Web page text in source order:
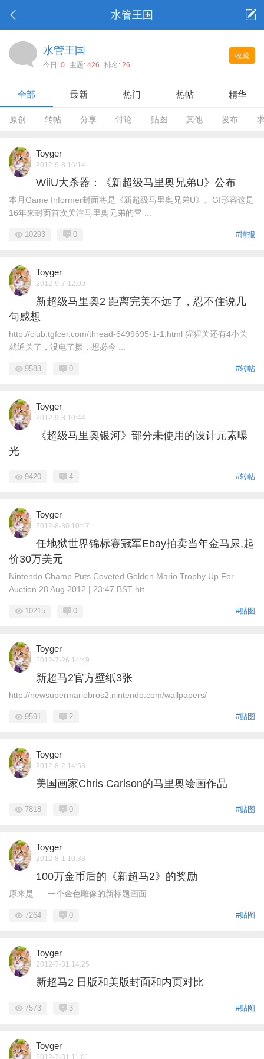
水管王国
收藏
水管王国
今日: 0 主题: 426 排名: 26
全部 最新 热门 热帖 精华
原创 转帖 分享 讨论 贴图 其他 发布
Toyger
2012-9-8 16:14
WiiU大杀器：《新超级马里奥兄弟U》公布
本月Game Informer封面将是《新超级马里奥兄弟U》。GI形容这是
16年来封面首次关注马里奥兄弟的冒 ...
#情报
10293 0
Toyger
2012-9-7 12:09
新超级马里奥2 距离完美不远了，忍不住说几
句感想
http://club.tgfcer.com/thread-6499695-1-1.html 猩猩关还有4小关
就通关了，没电了擦，想必今 ...
#转帖
9583 0
Toyger
2012-9-3 10:44
《超级马里奥银河》部分未使用的设计元素曝
光
#转帖
9420 4
Toyger
2012-8-30 10:47
任地狱世界锦标赛冠军Ebay拍卖当年金马尿,起
价30万美元
Nintendo Champ Puts Coveted Golden Mario Trophy Up For
Auction 28 Aug 2012 | 23:47 BST htt ...
#贴图
10215 0
Toyger
2012-7-26 14:49
新超马2官方壁纸3张
http://newsupermariobros2.nintendo.com/wallpapers/
#贴图
9591 2
Toyger
2012-8-2 14:53
美国画家Chris Carlson的马里奥绘画作品
#贴图
7818 0
Toyger
2012-8-1 10:38
100万金币后的《新超马2》的奖励
原来是......一个金色雕像的新标题画面......
#贴图
7264 0
Toyger
2012-7-31 14:25
新超马2 日版和美版封面和内页对比
#贴图
7573 3
Toyger
2012-7-31 11:01